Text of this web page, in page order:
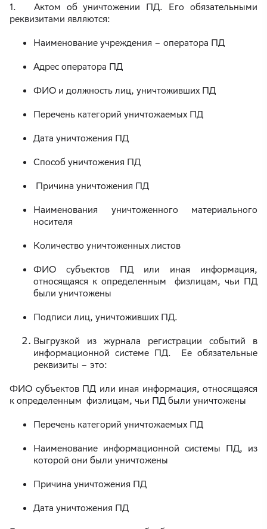
1. Актом об уничтожении ПД. Его обязательными
реквизитами являются:
Наименование учреждения – оператора ПД
Адрес оператора ПД
ФИО и должность лиц, уничтоживших ПД
Перечень категорий уничтожаемых ПД
Дата уничтожения ПД
Способ уничтожения ПД
Причина уничтожения ПД
Наименования уничтоженного материального
носителя
Количество уничтоженных листов
ФИО субъектов ПД или иная информация,
относящаяся к определенным физлицам, чьи ПД
были уничтожены
Подписи лиц, уничтоживших ПД.
Выгрузкой из журнала регистрации событий в
информационной системе ПД. Ее обязательные
реквизиты – это:
ФИО субъектов ПД или иная информация, относящаяся
к определенным физлицам, чьи ПД были уничтожены
Перечень категорий уничтожаемых ПД
Наименование информационной системы ПД, из
которой они были уничтожены
Причина уничтожения ПД
Дата уничтожения ПД